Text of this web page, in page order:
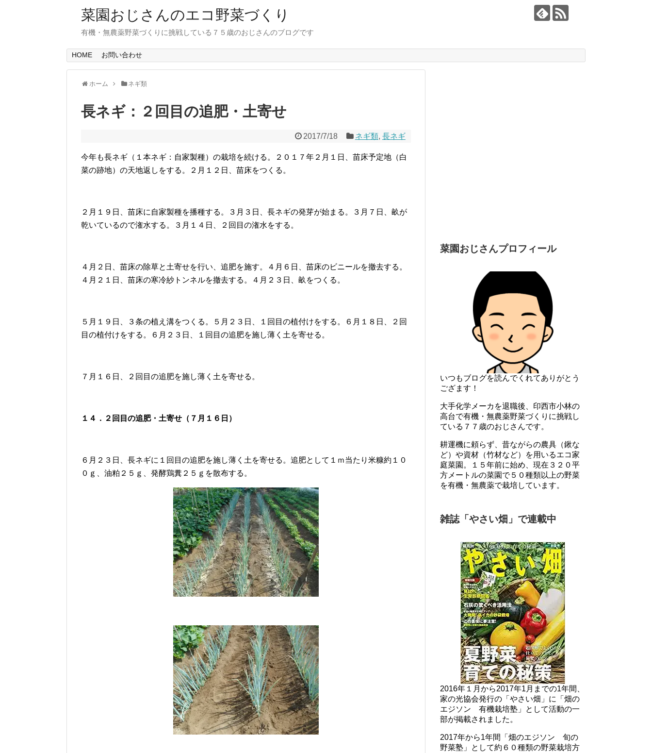
菜園おじさんのエコ野菜づくり
有機・無農薬野菜づくりに挑戦している７５歳のおじさんのブログです
HOME お問い合わせ
ホーム ネギ類
長ネギ：２回目の追肥・土寄せ
2017/7/18 ネギ類, 長ネギ
今年も長ネギ（１本ネギ：自家製種）の栽培を続ける。２０１７年２月１日、苗床予定地（白
菜の跡地）の天地返しをする。２月１２日、苗床をつくる。
２月１９日、苗床に自家製種を播種する。３月３日、長ネギの発芽が始まる。３月７日、畝が
乾いているので潅水する。３月１４日、２回目の潅水をする。
４月２日、苗床の除草と土寄せを行い、追肥を施す。４月６日、苗床のビニールを撤去する。
４月２１日、苗床の寒冷紗トンネルを撤去する。４月２３日、畝をつくる。
５月１９日、３条の植え溝をつくる。５月２３日、１回目の植付けをする。６月１８日、２回
目の植付けをする。６月２３日、１回目の追肥を施し薄く土を寄せる。
７月１６日、２回目の追肥を施し薄く土を寄せる。
１４．２回目の追肥・土寄せ（７月１６日）
６月２３日、長ネギに１回目の追肥を施し薄く土を寄せる。追肥として１ｍ当たり米糠約１０
０ｇ、油粕２５ｇ、発酵鶏糞２５ｇを散布する。
菜園おじさんプロフィール
いつもブログを読んでくれてありがとう
ござます！
大手化学メーカを退職後、印西市小林の
高台で有機・無農薬野菜づくりに挑戦し
ている７７歳のおじさんです。
耕運機に頼らず、昔ながらの農具（鍬な
ど）や資材（竹材など）を用いるエコ家
庭菜園。１５年前に始め、現在３２０平
方メートルの菜園で５０種類以上の野菜
を有機・無農薬で栽培しています。
雑誌「やさい畑」で連載中
2016年１月から2017年1月までの1年間、
家の光協会発行の「やさい畑」に「畑の
エジソン 有機栽培塾」として活動の一
部が掲載されました。
2017年から1年間「畑のエジソン 旬の
野菜塾」として約６０種類の野菜栽培方